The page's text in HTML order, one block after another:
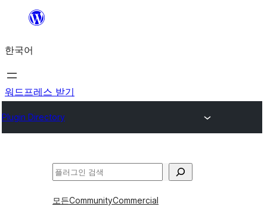
츠
로
바
가
한국어
워드프레스 받기
Plugin Directory
검
모든CommunityCommercial